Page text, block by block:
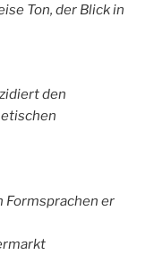
Ton, der Blick in
den
Formsprachen er